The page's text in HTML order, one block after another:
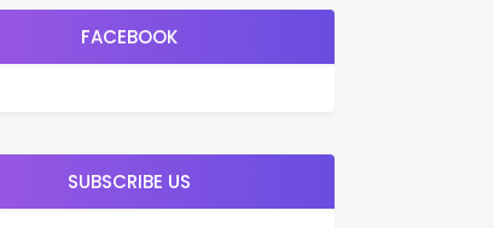
FACEBOOK
SUBSCRIBE US